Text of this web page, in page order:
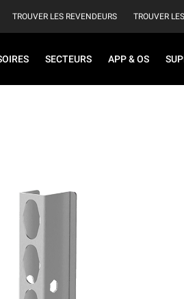
TROUVER LES REVENDEURS TROUVER
SECTEURS APP & OS